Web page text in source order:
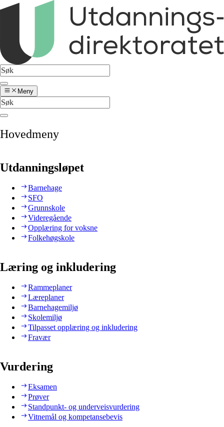
Meny
Hovedmeny
Utdanningsløpet
Barnehage
SFO
Grunnskole
Videregående
Opplæring for voksne
Folkehøgskole
Læring og inkludering
Rammeplaner
Læreplaner
Barnehagemiljø
Skolemiljø
Tilpasset opplæring og inkludering
Fravær
Vurdering
Eksamen
Prøver
Standpunkt- og underveisvurdering
Vitnemål og kompetansebevis